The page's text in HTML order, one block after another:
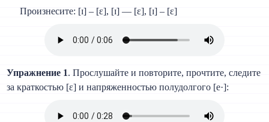
Произнесите: [ɪ] – [ɛ], [ɪ] — [ɛ], [ɪ] – [ɛ]
Упражнение 1. Прослушайте и повторите, прочтите, следите
за краткостью [ɛ] и напряженностью полудолгого [e·]: